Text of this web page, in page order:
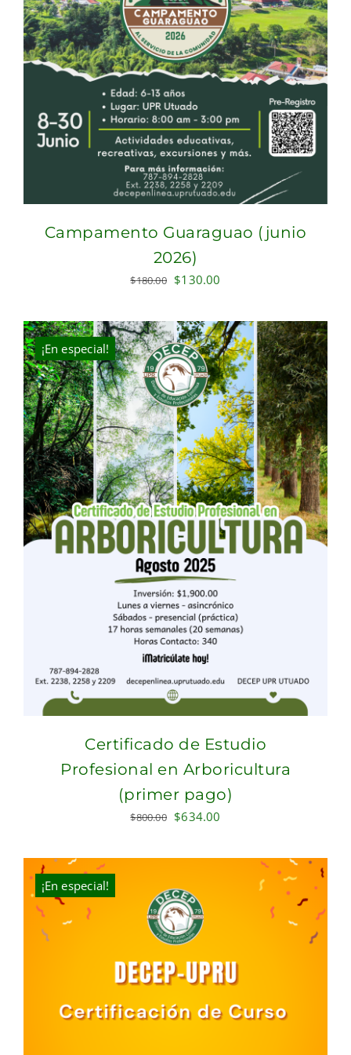
Campamento Guaraguao (junio
2026)
$180.00 Original
was:
$180.00.
$130.00
is:
$130.00.
¡En especial!
Certificado de Estudio
Profesional en Arboricultura
(primer pago)
$800.00 Original
was:
$634.00
is:
¡En especial!